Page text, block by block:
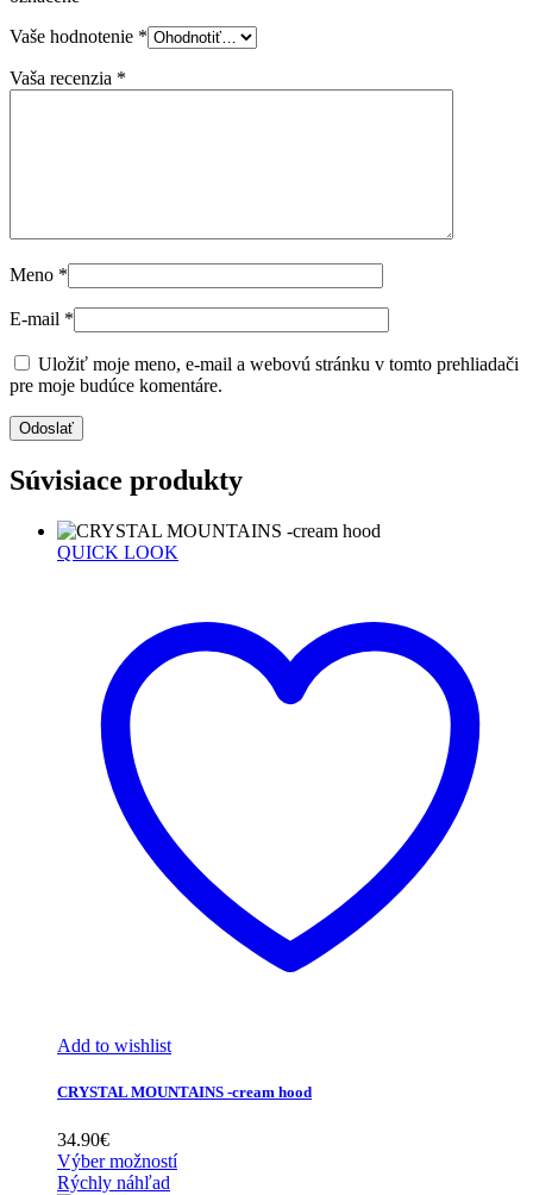
Vaše hodnotenie *
Vaša recenzia *
Meno *
E-mail *
Uložiť moje meno, e-mail a webovú stránku v tomto prehliadači
pre moje budúce komentáre.
Súvisiace produkty
QUICK LOOK
Add to wishlist
CRYSTAL MOUNTAINS -cream hood
34.90€
Výber možností
Rýchly náhľad